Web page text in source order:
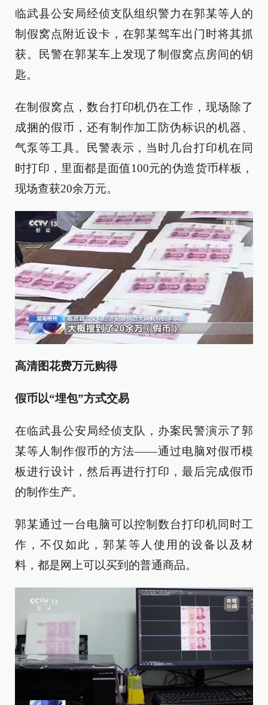
临武县公安局经侦支队组织警力在郭某等人的
制假窝点附近设卡，在郭某驾车出门时将其抓
获。民警在郭某车上发现了制假窝点房间的钥
匙。
在制假窝点，数台打印机仍在工作，现场除了
成捆的假币，还有制作加工防伪标识的机器、
气泵等工具。民警表示，当时几台打印机在同
时打印，里面都是面值100元的伪造货币样板，
现场查获20余万元。
高清图花费万元购得
假币以“埋包”方式交易
在临武县公安局经侦支队，办案民警演示了郭
某等人制作假币的方法——通过电脑对假币模
板进行设计，然后再进行打印，最后完成假币
的制作生产。
郭某通过一台电脑可以控制数台打印机同时工
作，不仅如此，郭某等人使用的设备以及材
料，都是网上可以买到的普通商品。